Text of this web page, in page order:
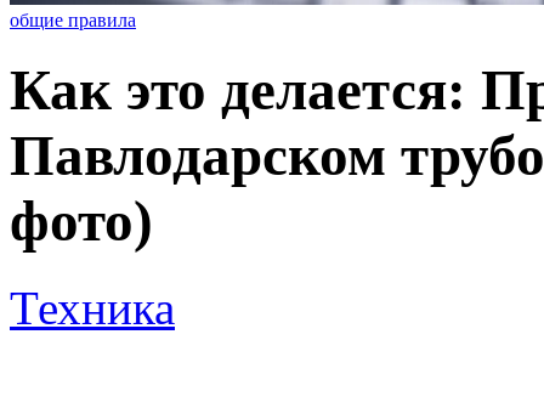
общие правила
Как это делается:
Павлодарском
фото)
Техника